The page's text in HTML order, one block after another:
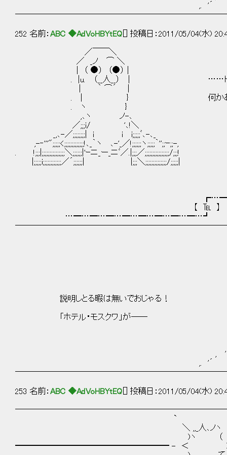
,. '´ ｀ト､｀ﾆ＝=ゝ
252 名前： ABC ◆AdVoHBYtEQ [] 投稿日：2011/05/04(水)
／￣￣＼
／ _ノ ⌒ ＼
| （ ●） （●） |
. |u. （__人__） | ……ドクタ
. | } 何かあったんですか、
. ヽ }
,､ヽ ノ-､
／;;;i/ '､!＼
_,､-／;;;;;;;;| i i i;;;;;ﾞ､-､_
,-‐'''";;;;;<;;;;;;;;;;;;;!､_｀ヽ ､-'_／!;;;;;;ヽ;;;;;｀'';;ｰ;;-,
. !;;;|;;;;;;;;;;;;;;;＼;;;;;;|'ｰニ_ー_ニﾞ／.|;;;／;;;;;;;;;;;;;;;;/;;;!
|;;;;;i;;;;;;;;;;;;／´;;;;;;| |;;;＼;;;;;;;;;;;;;;/;;;;;|
【 ℡ 】
…━…━…━…━…━…━…━…━…┛
説明しとる暇は無いでおじゃ
「ホテル・モスクワ」が――
, '´ 〈{、'､:.:.:ヽ ヽ ,-
,. '´ ｀ト､｀ﾆ＝=ゝ
253 名前： ABC ◆AdVoHBYtEQ [] 投稿日：2011/05/04(水)
`
＼ ,,_人､ノヽ
)ヽ （
━━━━━━━━━━━━━━━━━━━ - ＜